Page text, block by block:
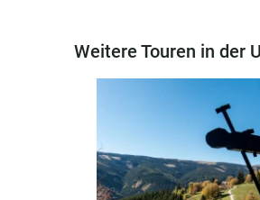
Weitere Touren in der